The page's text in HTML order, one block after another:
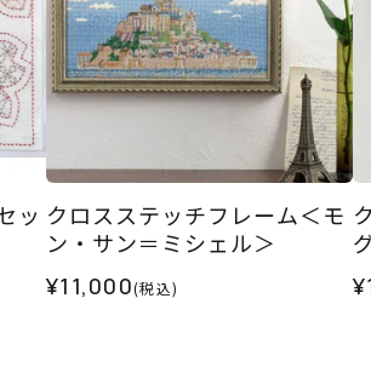
ッ クロスステッチフレーム＜モ
ン・サン＝ミシェル＞
¥11,000(税込)